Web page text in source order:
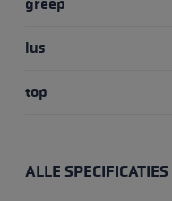
greep
lus
top
ALLE SPECIFICATIES